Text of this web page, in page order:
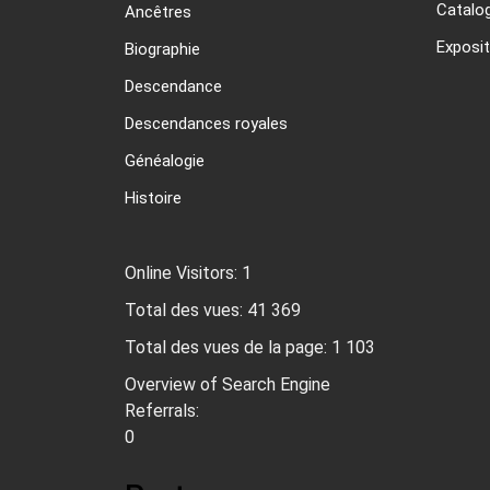
Ancêtres
Biographie
Descendance
Descendances royales
Généalogie
Histoire
Online Visitors: 1
Total des vues: 41 369
Total des vues de la page: 1 103
Overview of Search Engine
Referrals:
0